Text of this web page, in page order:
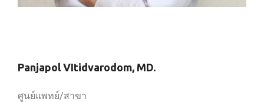
Panjapol VItidvarodom, MD.
ศูนย์แพทย์/สาขา